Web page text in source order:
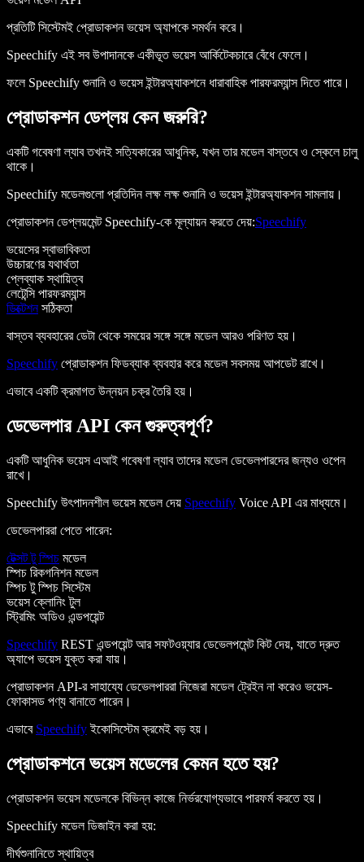
প্রতিটি সিস্টেমই প্রোডাকশন ভয়েস অ্যাপকে সমর্থন করে।
Speechify এই সব উপাদানকে একীভূত ভয়েস আর্কিটেকচারে বেঁধে ফেলে।
ফলে Speechify শুনানি ও ভয়েস ইন্টারঅ্যাকশনে ধারাবাহিক পারফরম্যান্স দিতে পারে।
প্রোডাকশন ডেপ্লয় কেন জরুরি?
একটি গবেষণা ল্যাব তখনই সত্যিকারের আধুনিক, যখন তার মডেল বাস্তবে ও স্কেলে চালু
থাকে।
Speechify মডেলগুলো প্রতিদিন লক্ষ লক্ষ শুনানি ও ভয়েস ইন্টারঅ্যাকশন সামলায়।
প্রোডাকশন ডেপ্লয়মেন্ট Speechify-কে মূল্যায়ন করতে দেয়:Speechify
ভয়েসের স্বাভাবিকতা
উচ্চারণের যথার্থতা
প্লেব্যাক স্থায়িত্ব
লেটেন্সি পারফরম্যান্স
ডিক্টেশনসঠিকতা
বাস্তব ব্যবহারের ডেটা থেকে সময়ের সঙ্গে সঙ্গে মডেল আরও পরিণত হয়।
Speechify প্রোডাকশন ফিডব্যাক ব্যবহার করে মডেল সবসময় আপডেট রাখে।
এভাবে একটি ক্রমাগত উন্নয়ন চক্র তৈরি হয়।
ডেভেলপার API কেন গুরুত্বপূর্ণ?
একটি আধুনিক ভয়েস এআই গবেষণা ল্যাব তাদের মডেল ডেভেলপারদের জন্যও ওপেন
রাখে।
Speechify উৎপাদনশীল ভয়েস মডেল দেয় Speechify Voice API এর মাধ্যমে।
ডেভেলপাররা পেতে পারেন:
টেক্সট টু স্পিচ মডেল
স্পিচ রিকগনিশন মডেল
স্পিচ টু স্পিচ সিস্টেম
ভয়েস ক্লোনিং টুল
স্ট্রিমিং অডিও এন্ডপয়েন্ট
Speechify REST এন্ডপয়েন্ট আর সফটওয়্যার ডেভেলপমেন্ট কিট দেয়, যাতে দ্রুত
অ্যাপে ভয়েস যুক্ত করা যায়।
প্রোডাকশন API-র সাহায্যে ডেভেলপাররা নিজেরা মডেল ট্রেইন না করেও ভয়েস-
ফোকাসড পণ্য বানাতে পারেন।
এভাবে Speechifyইকোসিস্টেম ক্রমেই বড় হয়।
প্রোডাকশনে ভয়েস মডেলের কেমন হতে হয়?
প্রোডাকশন ভয়েস মডেলকে বিভিন্ন কাজে নির্ভরযোগ্যভাবে পারফর্ম করতে হয়।
Speechify মডেল ডিজাইন করা হয়:
দীর্ঘশুনানিতে স্থায়িত্ব